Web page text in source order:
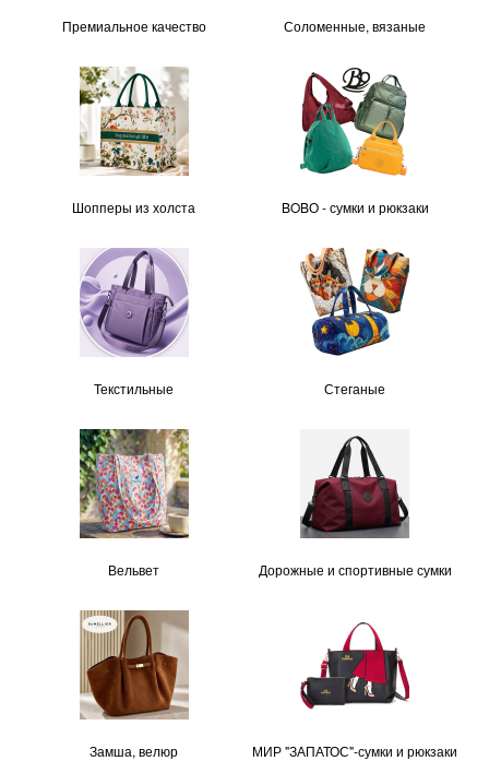
Премиальное качество Соломенные, вязаные
Шопперы из холста BOBО - сумки и рюкзаки
Текстильные Стеганые
Вельвет Дорожные и спортивные сумки
Замша, велюр МИР "ЗАПАТОС"-сумки и рюкзаки